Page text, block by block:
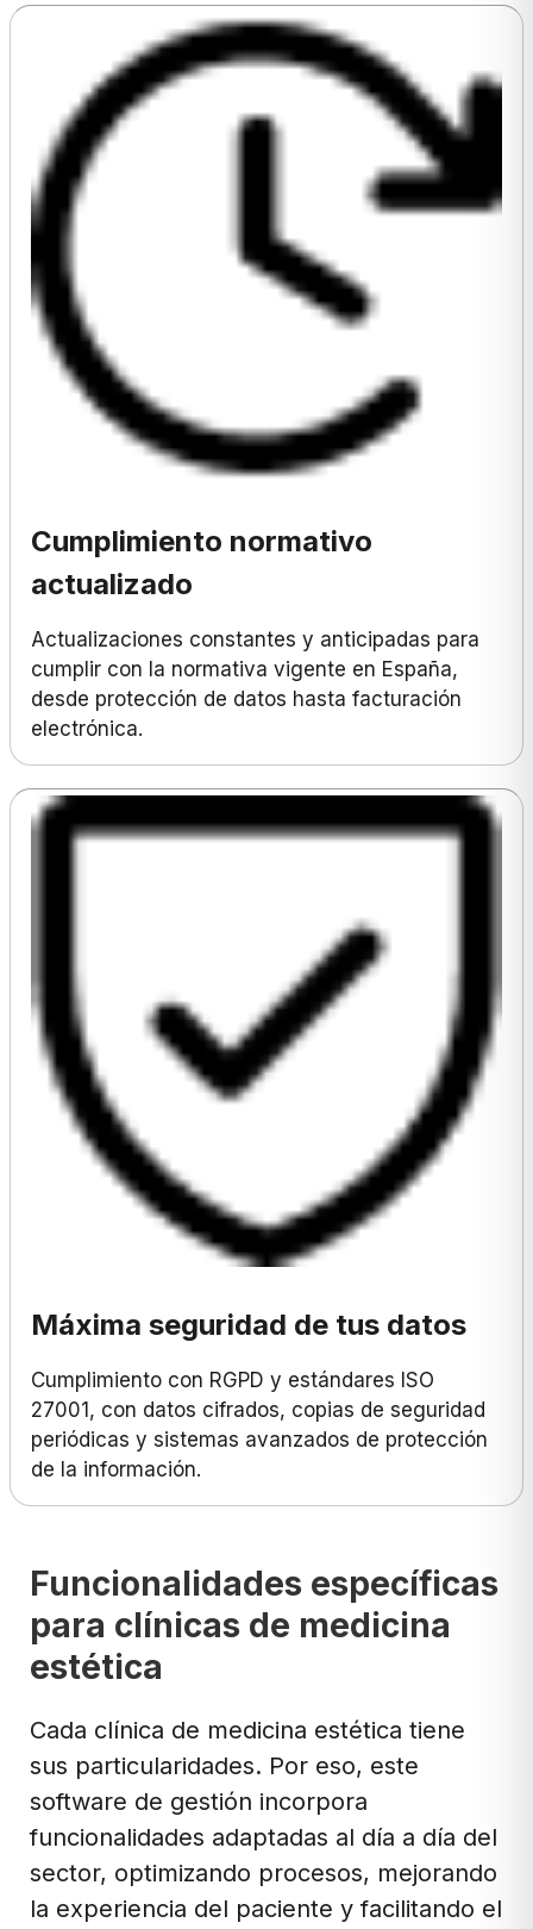
Cumplimiento normativo
actualizado
Actualizaciones constantes y anticipadas para
cumplir con la normativa vigente en España,
desde protección de datos hasta facturación
electrónica.
Máxima seguridad de tus datos
Cumplimiento con RGPD y estándares ISO
27001, con datos cifrados, copias de seguridad
periódicas y sistemas avanzados de protección
de la información.
Funcionalidades específicas
para clínicas de medicina
estética
Cada clínica de medicina estética tiene
sus particularidades. Por eso, este
software de gestión incorpora
funcionalidades adaptadas al día a día del
sector, optimizando procesos, mejorando
la experiencia del paciente y facilitando el